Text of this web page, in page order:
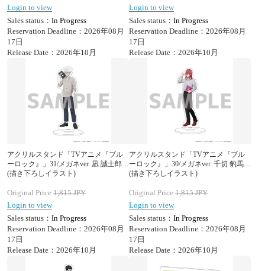
Login to view
Sales status： In Progress
Reservation Deadline：2026年08月
17日
Release Date：2026年10月
Login to view
Sales status： In Progress
Reservation Deadline：2026年08月
17日
Release Date：2026年10月
アクリルスタンド「TVアニメ『ブル
ーロック』」31/メガネver. 凪 誠士郎
(描き下ろしイラスト)
Original Price 1,815JPY
Login to view
Sales status： In Progress
Reservation Deadline：2026年08月
17日
Release Date：2026年10月
アクリルスタンド「TVアニメ『ブル
ーロック』」30/メガネver. 千切 豹馬
(描き下ろしイラスト)
Original Price 1,815JPY
Login to view
Sales status： In Progress
Reservation Deadline：2026年08月
17日
Release Date：2026年10月